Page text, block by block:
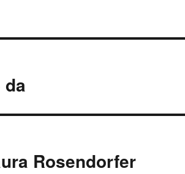
Rosendorfer